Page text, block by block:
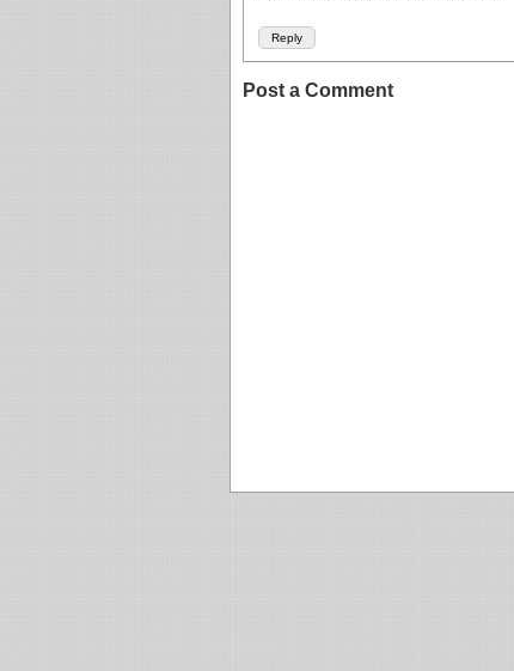
Reply
Post a Comment